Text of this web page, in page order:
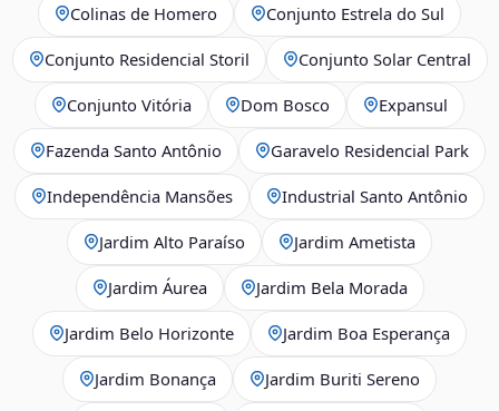
Colinas de Homero Conjunto Estrela do Sul
Conjunto Residencial Storil Conjunto Solar Central
Conjunto Vitória Dom Bosco Expansul
Fazenda Santo Antônio Garavelo Residencial Park
Independência Mansões Industrial Santo Antônio
Jardim Alto Paraíso Jardim Ametista
Jardim Áurea Jardim Bela Morada
Jardim Belo Horizonte Jardim Boa Esperança
Jardim Bonança Jardim Buriti Sereno